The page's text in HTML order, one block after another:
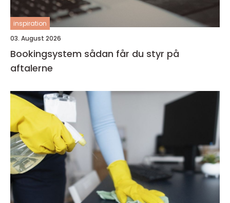
inspiration
03. August 2026
Bookingsystem sådan får du styr på
aftalerne